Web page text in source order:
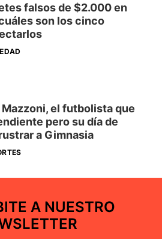
falsos de $2.000 en
son los cinco
el futbolista que
pero su día de
a Gimnasia
A NUESTRO